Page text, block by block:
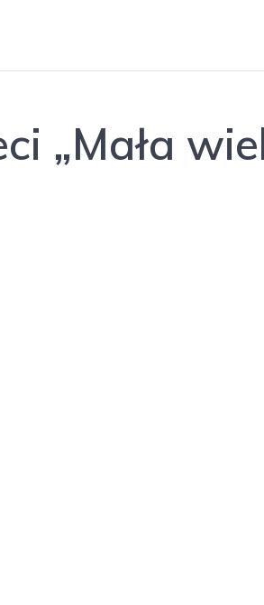
„Mała